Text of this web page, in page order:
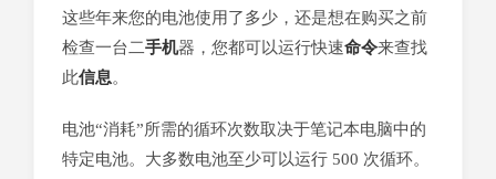
这些年来您的电池使用了多少，还是想在购买之前
检查一台二手机器，您都可以运行快速命令来查找
此信息。
电池“消耗”所需的循环次数取决于笔记本电脑中的
特定电池。大多数电池至少可以运行 500 次循环。